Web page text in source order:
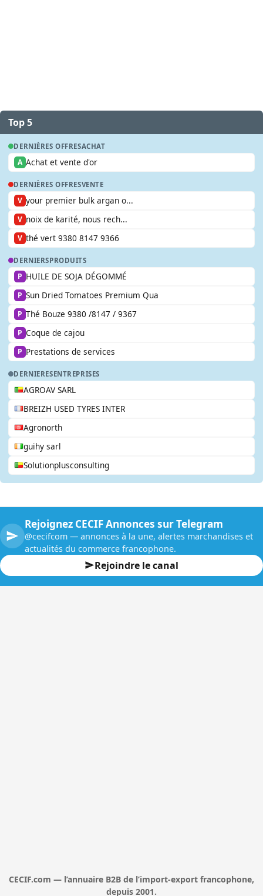
Top 5
DERNIÈRES OFFRESACHAT
A Achat et vente d'or
DERNIÈRES OFFRESVENTE
V your premier bulk argan o...
V noix de karité, nous rech...
V thé vert 9380 8147 9366
DERNIERSPRODUITS
P HUILE DE SOJA DÉGOMMÉ
P Sun Dried Tomatoes Premium Qua
P Thé Bouze 9380 /8147 / 9367
P Coque de cajou
P Prestations de services
DERNIERESENTREPRISES
AGROAV SARL
BREIZH USED TYRES INTER
Agronorth
guihy sarl
Solutionplusconsulting
Rejoignez CECIF Annonces sur Telegram
@cecifcom — annonces à la une, alertes marchandises et
actualités du commerce francophone.
Rejoindre le canal
CECIF.com — l’annuaire B2B de l’import-export francophone,
depuis 2001.